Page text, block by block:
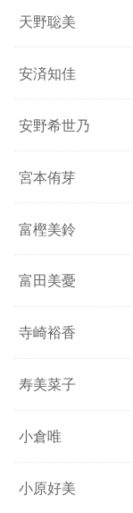
天野聡美
安済知佳
安野希世乃
宮本侑芽
富樫美鈴
富田美憂
寺崎裕香
寿美菜子
小倉唯
小原好美